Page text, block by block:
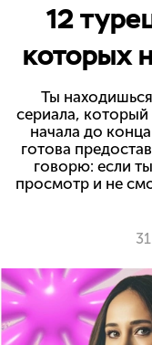
12
которых
Ты
сериала, который
начала до
готова
говорю: если
просмотр и не